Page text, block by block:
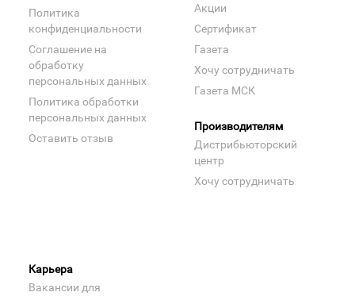
Политика
конфиденциальности
Соглашение на
обработку
персональных данных
Политика обработки
персональных данных
Оставить отзыв
Акции
Сертификат
Газета
Хочу сотрудничать
Газета МСК
Производителям
Дистрибьюторский
центр
Хочу сотрудничать
Карьера
Вакансии для